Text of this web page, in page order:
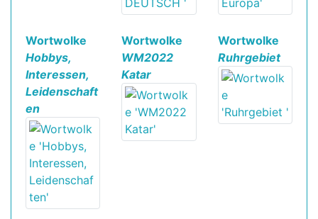
Wortwolke
Hobbys,
Interessen,
Leidenschaft
en
Wortwolke
WM2022
Katar
Wortwolke
Ruhrgebiet